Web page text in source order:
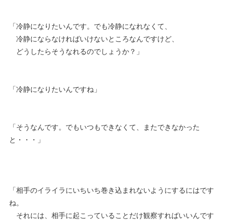
「冷静になりたいんです。でも冷静になれなくて、
冷静にならなければいけないところなんですけど、
どうしたらそうなれるのでしょうか？」
「冷静になりたいんですね」
「そうなんです。でもいつもできなくて、またできなかった
と・・・」
「相手のイライラにいちいち巻き込まれないようにするにはです
ね。
それには、相手に起こっていることだけ観察すればいいんです